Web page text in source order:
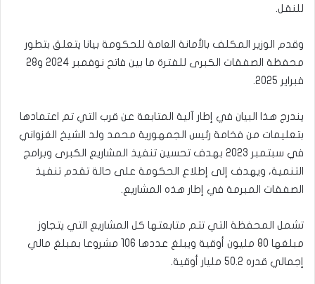
للنقل.
وقدم الوزير المكلف بالأمانة العامة للحكومة بيانا يتعلق بتطور
محفظة الصفقات الكبرى للفترة ما بين فاتح نوفمبر 2024 و28
فبراير 2025.
يندرج هذا البيان في إطار آلية المتابعة عن قرب التي تم اعتمادها
بتعليمات من فخامة رئيس الجمهورية محمد ولد الشيخ الغزواني
في سبتمبر 2023 بهدف تحسين تنفيذ المشاريع الكبرى وبرامج
التنمية، ويهدف إلى إطلاع الحكومة على حالة تقدم تنفيذ
الصفقات المبرمة في إطار هذه المشاريع.
تشمل المحفظة التي تتم متابعتها كل المشاريع التي يتجاوز
مبلغها 80 مليون أوقية ويبلغ عددها 106 مشروعا بمبلغ مالي
إجمالي قدره 50.2 مليار أوقية.